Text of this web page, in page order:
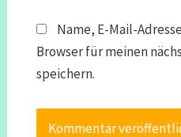
Name, E-Mail-
Browser für meinen
speichern.